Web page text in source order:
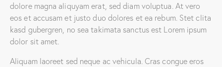
dolore magna aliquyam erat, sed diam voluptua. At vero
eos et accusam et justo duo dolores et ea rebum. Stet clita
kasd gubergren, no sea takimata sanctus est Lorem ipsum
dolor sit amet.
Aliquam laoreet sed neque ac vehicula. Cras congue eros